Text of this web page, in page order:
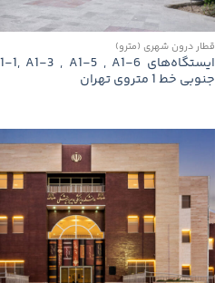
قطار درون شهری (مترو)
جنوبی خط 1 متروی تهران